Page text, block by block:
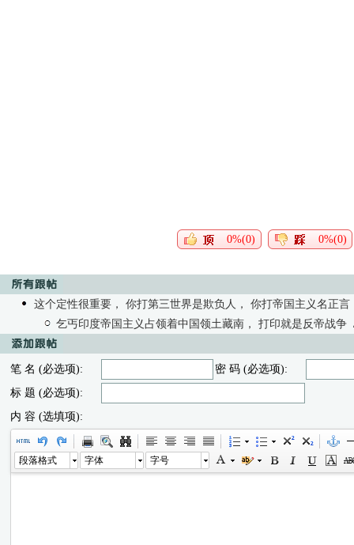
0%(0) 0%(0)
这个定性很重要， 你打第三世界是欺负人， 你打帝国主义名正言
乞丐印度帝国主义占领着中国领土藏南， 打印就是反帝战争
笔 名 (必选项):
密 码 (必选项):
标 题 (必选项):
内 容 (选填项):
段落格式 字体 字号